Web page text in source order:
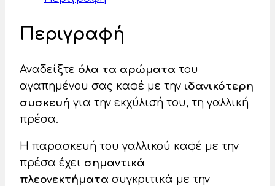
Περιγραφή
Αναδείξτε όλα τα αρώματα του
αγαπημένου σας καφέ με την ιδανικότερη
συσκευή για την εκχύλισή του, τη γαλλική
πρέσα.
Η παρασκευή του γαλλικού καφέ με την
πρέσα έχει σημαντικά
πλεονεκτήματα συγκριτικά με την